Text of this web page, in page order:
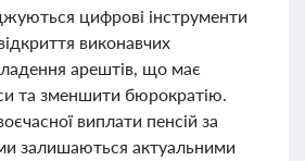
цифрові інструменти
виконавчих
арештів, що має
та зменшити бюрократію.
виплати пенсій за
залишаються актуальними